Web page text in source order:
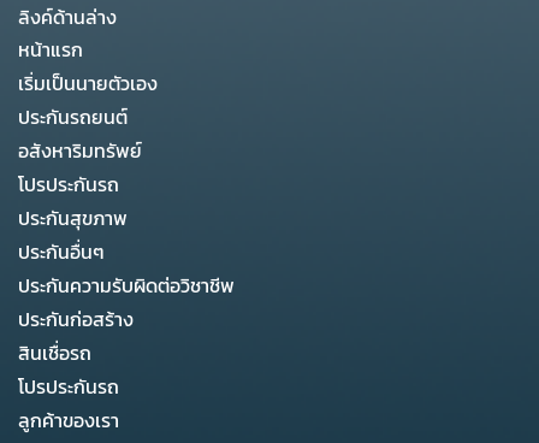
ลิงค์ด้านล่าง
หน้าแรก
เริ่มเป็นนายตัวเอง
ประกันรถยนต์
อสังหาริมทรัพย์
โปรประกันรถ
ประกันสุขภาพ
ประกันอื่นๆ
ประกันความรับผิดต่อวิชาชีพ
ประกันก่อสร้าง
สินเชื่อรถ
โปรประกันรถ
ลูกค้าของเรา